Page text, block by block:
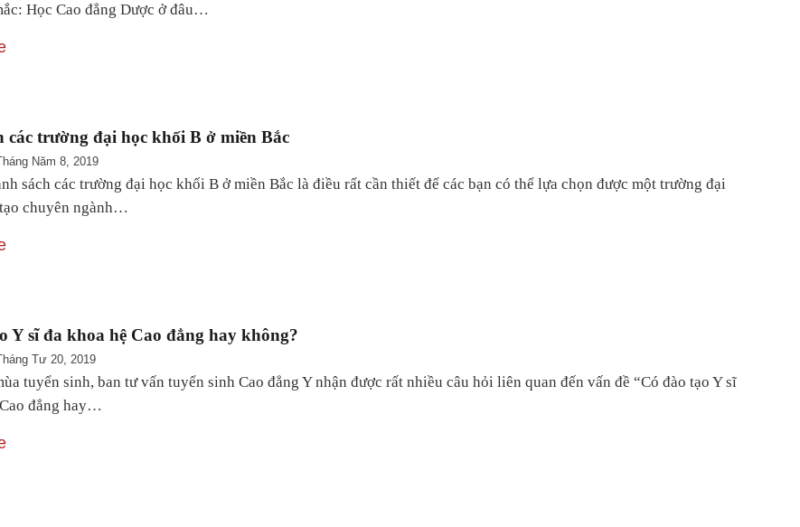
Học Cao đẳng Dược ở đâu…
các trường đại học khối B ở miền Bắc
Năm 8, 2019
sách các trường đại học khối B ở miền Bắc là điều rất cần thiết để các bạn có thể lựa chọn được một trường đại
chuyên ngành…
Y sĩ đa khoa hệ Cao đẳng hay không?
Tư 20, 2019
tuyển sinh, ban tư vấn tuyển sinh Cao đẳng Y nhận được rất nhiều câu hỏi liên quan đến vấn đề “Có đào tạo Y sĩ
đẳng hay…